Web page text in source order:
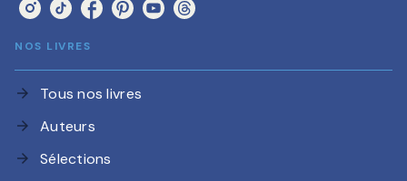
NOS LIVRES
arrow_forward Tous nos livres
arrow_forward Auteurs
arrow_forward Sélections